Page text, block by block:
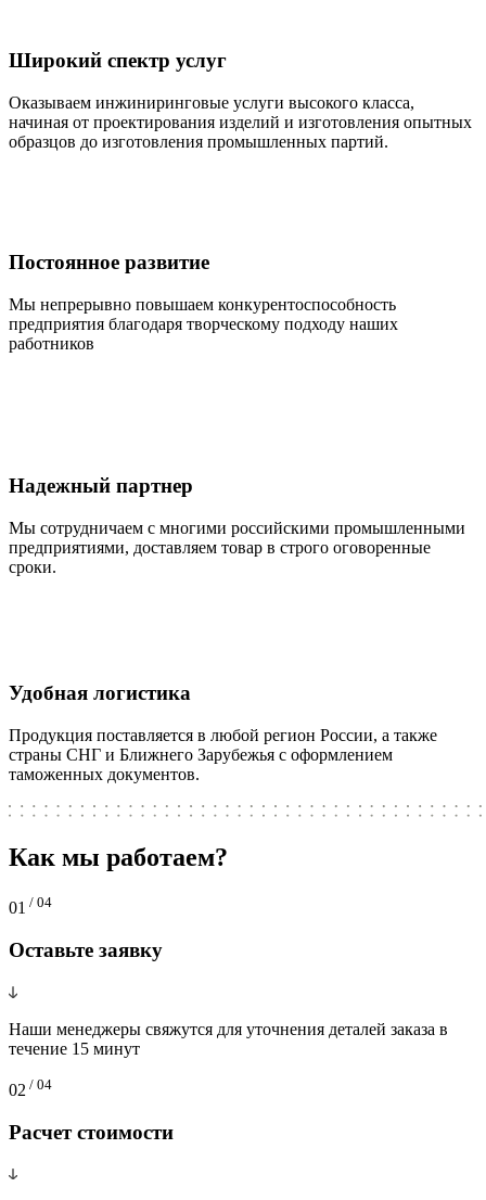
Широкий спектр услуг
Оказываем инжиниринговые услуги высокого класса,
начиная от проектирования изделий и изготовления опытных
образцов до изготовления промышленных партий.
Постоянное развитие
Мы непрерывно повышаем конкурентоспособность
предприятия благодаря творческому подходу наших
работников
Надежный партнер
Мы сотрудничаем с многими российскими промышленными
предприятиями, доставляем товар в строго оговоренные
сроки.
Удобная логистика
Продукция поставляется в любой регион России, а также
страны СНГ и Ближнего Зарубежья с оформлением
таможенных документов.
Как мы работаем?
01 / 04
Оставьте заявку
Наши менеджеры свяжутся для уточнения деталей заказа в
течение 15 минут
02 / 04
Расчет стоимости